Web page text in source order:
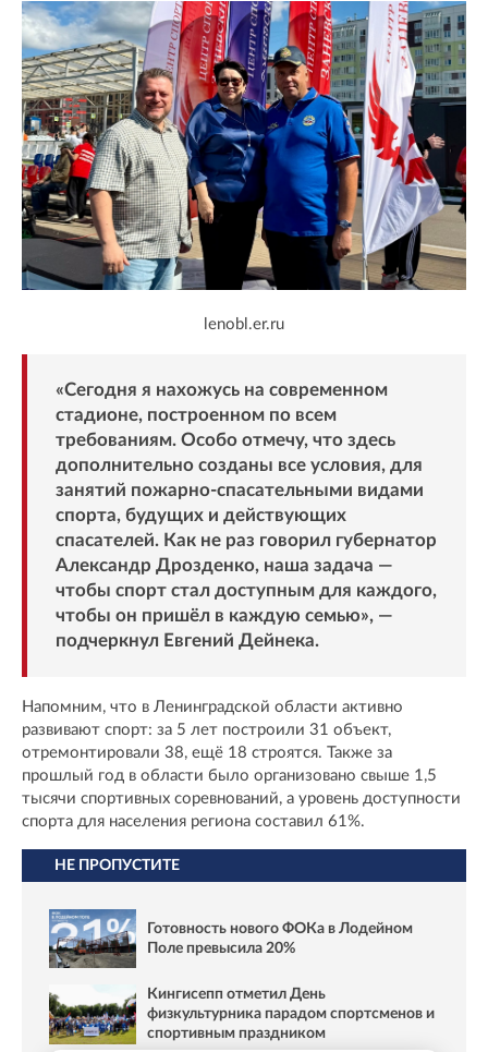
lenobl.er.ru
«Сегодня я нахожусь на современном
стадионе, построенном по всем
требованиям. Особо отмечу, что здесь
дополнительно созданы все условия, для
занятий пожарно-спасательными видами
спорта, будущих и действующих
спасателей. Как не раз говорил губернатор
Александр Дрозденко, наша задача —
чтобы спорт стал доступным для каждого,
чтобы он пришёл в каждую семью», —
подчеркнул Евгений Дейнека.
Напомним, что в Ленинградской области активно
развивают спорт: за 5 лет построили 31 объект,
отремонтировали 38, ещё 18 строятся. Также за
прошлый год в области было организовано свыше 1,5
тысячи спортивных соревнований, а уровень доступности
спорта для населения региона составил 61%.
НЕ ПРОПУСТИТЕ
Готовность нового ФОКа в Лодейном
Поле превысила 20%
Кингисепп отметил День
физкультурника парадом спортсменов и
спортивным праздником